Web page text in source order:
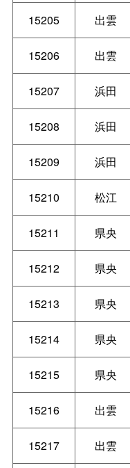
15205 出雲
15206 出雲
15207 浜田
15208 浜田
15209 浜田
15210 松江
15211 県央
15212 県央
15213 県央
15214 県央
15215 県央
15216 出雲
15217 出雲